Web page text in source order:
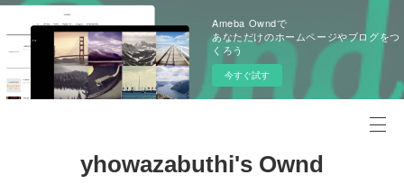
Ameba Owndで
あなただけのホームページやブログをつ
くろう
今すぐ試す
yhowazabuthi's Ownd